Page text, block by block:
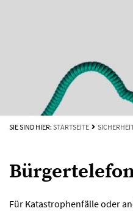
SIE SIND HIER: STARTSEITE
Für Katastrophenfälle oder